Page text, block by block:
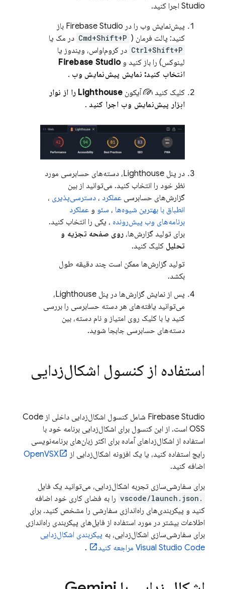
Studio اجرا کنید.
پیش‌نمایش وب را در Firebase Studio باز
کنید: پالت فرمان ( Cmd+Shift+P در مک یا
Ctrl+Shift+P در کروم‌او‌اس، ویندوز یا
لینوکس) را باز کنید وFirebase Studio
انتخاب کنید: نمایش پیش‌نمایش وب .
کلیک کنید
آیکون
Lighthouse را از نوار
ابزار پیش‌نمایش وب اجرا کنید .
در پنل Lighthouse، دسته‌های حسابرسی مورد
نظر خود را انتخاب کنید. می‌توانید از بین
گزارش‌های حسابرسی عملکرد ، دسترسی‌پذیری ،
انطباق با بهترین شیوه‌ها ، سئو و عملکرد
برنامه‌های وب پیش‌رونده ، یکی را انتخاب کنید.
برای تولید گزارش‌ها، روی صفحه تجزیه و
تحلیل کلیک کنید.
تولید گزارش‌ها ممکن است چند دقیقه طول
بکشد.
پس از نمایش گزارش‌ها در پنل Lighthouse،
می‌توانید یافته‌های هر دسته حسابرسی را بررسی
کنید یا با کلیک روی امتیاز و نام دسته، بین
دسته‌های حسابرسی جابجا شوید.
استفاده از کنسول اشکال‌زدایی
Firebase Studio
شامل کنسول اشکال‌زدایی داخلی از Code
OSS است. از این کنسول برای اشکال‌زدایی برنامه خود با
استفاده از اشکال‌زداهای آماده برای اکثر زبان‌های برنامه‌نویسی
رایج استفاده کنید، یا یک افزونه اشکال‌زدایی از
OpenVSX
اضافه کنید.
برای سفارشی‌سازی تجربه اشکال‌زدایی، می‌توانید یک فایل
.vscode/launch.json
را به فضای کاری خود اضافه
کنید و پیکربندی‌های راه‌اندازی سفارشی را مشخص کنید. برای
اطلاعات بیشتر در مورد استفاده از فایل‌های پیکربندی راه‌اندازی
برای سفارشی‌سازی اشکال‌زدایی، به پیکربندی اشکال‌زدایی
Visual Studio Code مراجعه کنید
.